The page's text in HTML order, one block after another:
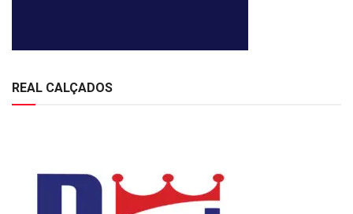
REAL CALÇADOS